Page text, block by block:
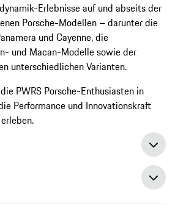
Erlebnisse auf und abseits der
Porsche-Modellen – darunter die
und Cayenne, die
und Macan-Modelle sowie der
unterschiedlichen Varianten.
PWRS Porsche-Enthusiasten in
Performance und Innovationskraft